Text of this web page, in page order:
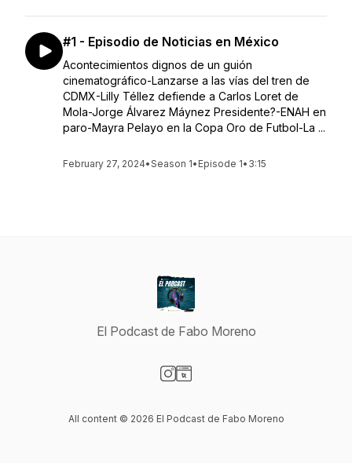
#1 - Episodio de Noticias en México
Acontecimientos dignos de un guión
cinematográfico-Lanzarse a las vías del tren de
CDMX-Lilly Téllez defiende a Carlos Loret de
Mola-Jorge Álvarez Máynez Presidente?-ENAH en
paro-Mayra Pelayo en la Copa Oro de Futbol-La ...
February 27, 2024•Season 1• Episode 1• 3:15
El Podcast de Fabo Moreno
All content © 2026 El Podcast de Fabo Moreno